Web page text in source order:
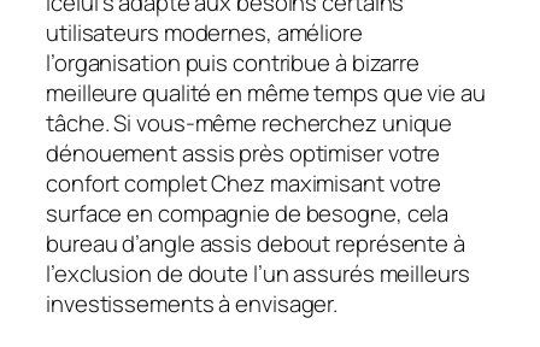
utilisateurs modernes, améliore
l’organisation puis contribue à bizarre
meilleure qualité en même temps que vie au
tâche. Si vous-même recherchez unique
dénouement assis près optimiser votre
confort complet Chez maximisant votre
surface en compagnie de besogne, cela
bureau d’angle assis debout représente à
l’exclusion de doute l’un assurés meilleurs
investissements à envisager.